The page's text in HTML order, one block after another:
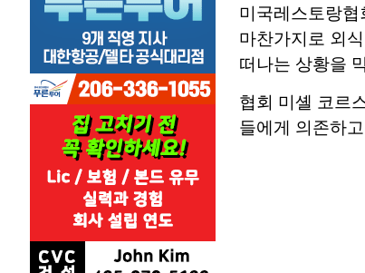
미국레스토랑
마찬가지로 외
떠나는 상황을
협회 미셸 코르
들에게 의존하